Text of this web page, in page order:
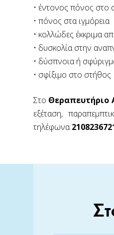
• έντονος πόνος στο
• πόνος στα ιγμόρεια
• κολλώδες έκκριμα
• δυσκολία στην
• δύσπνοια ή
• σφίξιμο στο στήθος
Στο Θεραπευτήριο
εξέταση,
τηλέφωνα